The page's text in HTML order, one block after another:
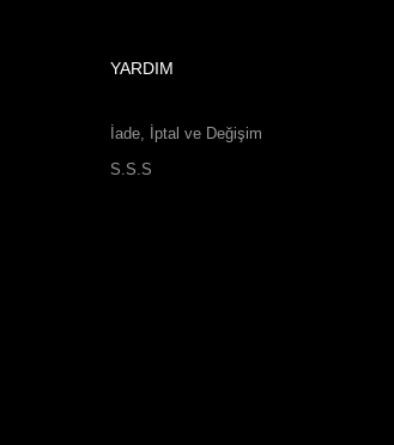
YARDIM
İade, İptal ve Değişim
S.S.S